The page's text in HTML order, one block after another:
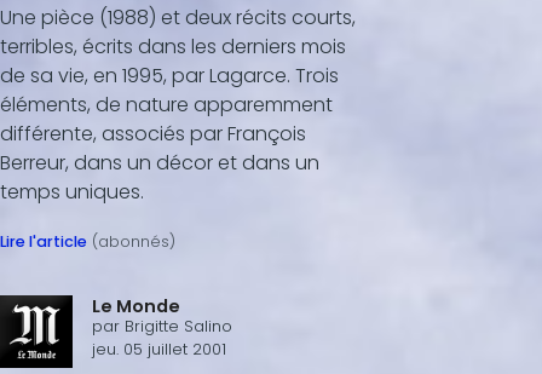
t
e
s
,
5
6
s
e
c
o
n
s
Une pièce (1988) et deux récits courts,
terribles, écrits dans les derniers mois
de sa vie, en 1995, par Lagarce. Trois
éléments, de nature apparemment
différente, associés par François
Berreur, dans un décor et dans un
temps uniques.
Lire l'article (abonnés)
Le Monde
par Brigitte Salino
jeu. 05 juillet 2001